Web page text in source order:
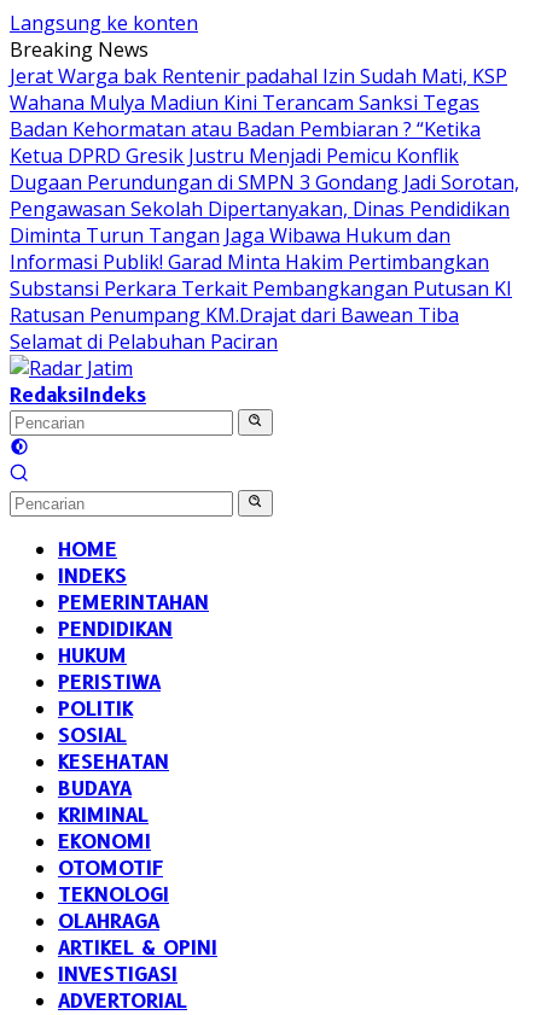
Langsung ke konten
Breaking News
Jerat Warga bak Rentenir padahal Izin Sudah Mati, KSP
Wahana Mulya Madiun Kini Terancam Sanksi Tegas
Badan Kehormatan atau Badan Pembiaran ? “Ketika
Ketua DPRD Gresik Justru Menjadi Pemicu Konflik
Dugaan Perundungan di SMPN 3 Gondang Jadi Sorotan,
Pengawasan Sekolah Dipertanyakan, Dinas Pendidikan
Diminta Turun Tangan Jaga Wibawa Hukum dan
Informasi Publik! Garad Minta Hakim Pertimbangkan
Substansi Perkara Terkait Pembangkangan Putusan KI
Ratusan Penumpang KM.Drajat dari Bawean Tiba
Selamat di Pelabuhan Paciran
RedaksiIndeks
HOME
INDEKS
PEMERINTAHAN
PENDIDIKAN
HUKUM
PERISTIWA
POLITIK
SOSIAL
KESEHATAN
BUDAYA
KRIMINAL
EKONOMI
OTOMOTIF
TEKNOLOGI
OLAHRAGA
ARTIKEL & OPINI
INVESTIGASI
ADVERTORIAL